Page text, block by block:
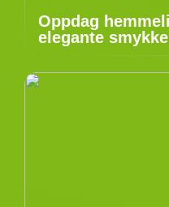
Oppdag
elegante